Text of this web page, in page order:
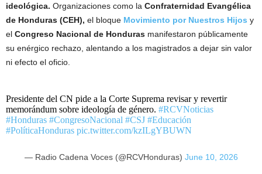
ideológica. Organizaciones como la Confraternidad Evangélica
de Honduras (CEH), el bloque Movimiento por Nuestros Hijos y
el Congreso Nacional de Honduras manifestaron públicamente
su enérgico rechazo, alentando a los magistrados a dejar sin valor
ni efecto el oficio.
Presidente del CN pide a la Corte Suprema revisar y revertir
memorándum sobre ideología de género. #RCVNoticias
#Honduras #CongresoNacional #CSJ #Educación
#PolíticaHonduras pic.twitter.com/kzILgYBUWN
— Radio Cadena Voces (@RCVHonduras) June 10, 2026